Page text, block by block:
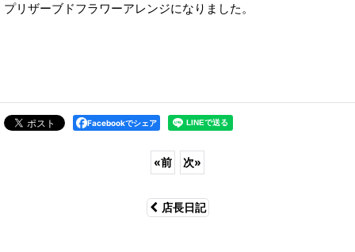
プリザーブドフラワーアレンジになりました。
Facebookでシェア
«前 次»
店長日記